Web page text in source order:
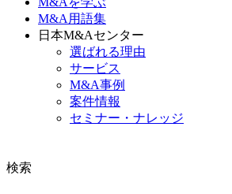
M&A用語集
日本M&Aセンター
選ばれる理由
サービス
M&A事例
案件情報
セミナー・ナレッジ
検索